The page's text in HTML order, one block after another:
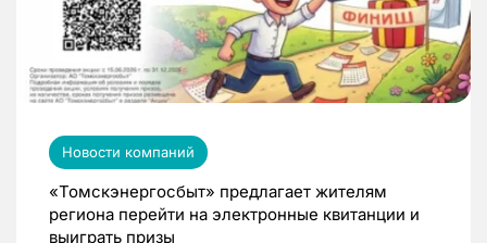
Новости компаний
«Томскэнергосбыт» предлагает жителям
региона перейти на электронные квитанции и
выиграть призы